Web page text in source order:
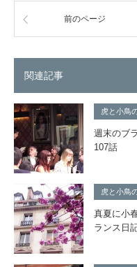
前のページ
関連記事
虎と小鳥
週末のブ
107話
虎と小鳥
真夏に小
ランス日